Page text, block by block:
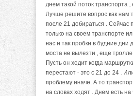
днем такой поток транспорта
Лучше решите вопрос как нам
после 21 добираться . Сейчас
только на своем транспорте
нас и так пробки в будние дни
моста не вылезти , еще
Пусть он ходит когда
перестают - это с 21 до 24 .
проблему иначе. А то
на словах ходят . Днем есть на